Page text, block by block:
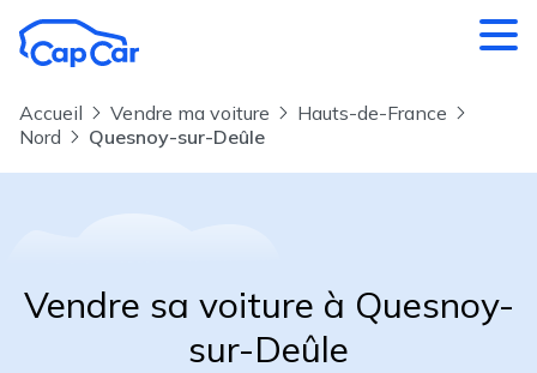
Accueil Vendre ma voiture
Hauts-de-France
Nord
Quesnoy-sur-Deûle
Vendre sa voiture à Quesnoy-
sur-Deûle